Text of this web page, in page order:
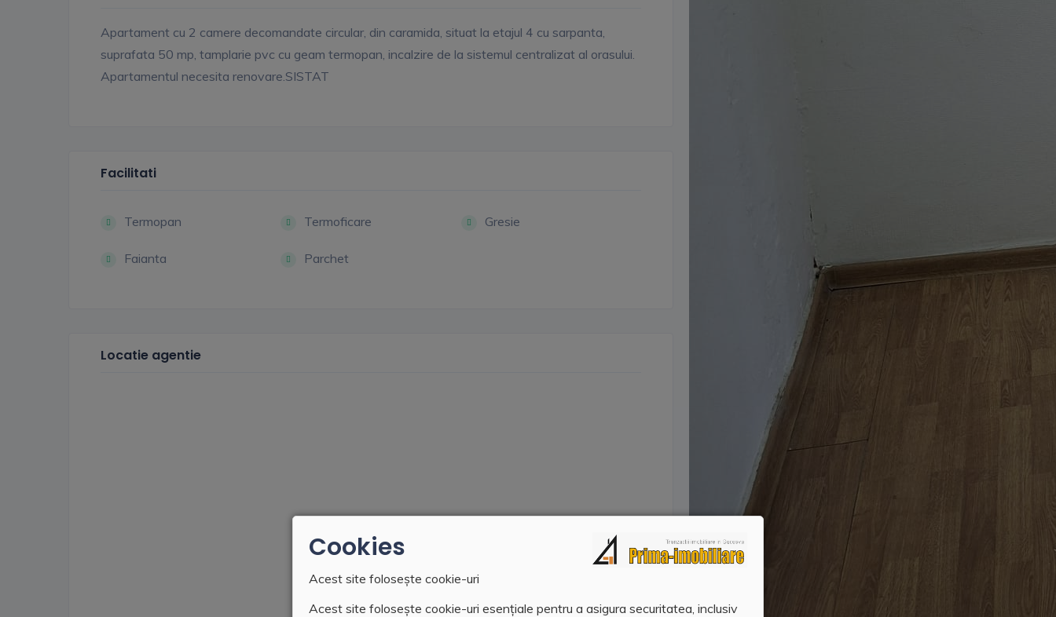
Cookies
Acest site folosește cookie-uri
Acest site folosește cookie-uri esențiale pentru a asigura securitatea, inclusiv
Apartament cu 2 camere decomandate circular, din caramida, situat la etajul 4 cu sarpanta,
suprafata 50 mp, tamplarie pvc cu geam termopan, incalzire de la sistemul centralizat al orasului.
Apartamentul necesita renovare.SISTAT
Facilitati
Termopan Termoficare Gresie
Faianta Parchet
Locatie agentie